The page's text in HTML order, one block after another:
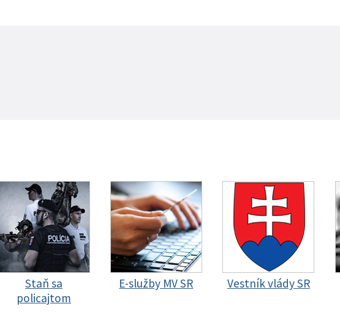
Staň sa
policajtom
E-služby MV SR Vestník vlády SR